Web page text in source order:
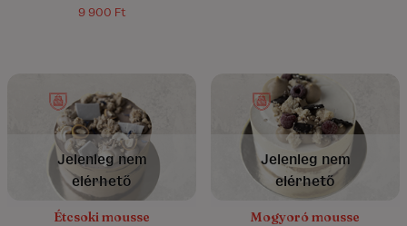
9 900 Ft
4.9/5
(16)
Jelenleg nem
elérhető
Étcsoki mousse
4.8/5
(5)
Jelenleg nem
elérhető
Mogyoró mousse